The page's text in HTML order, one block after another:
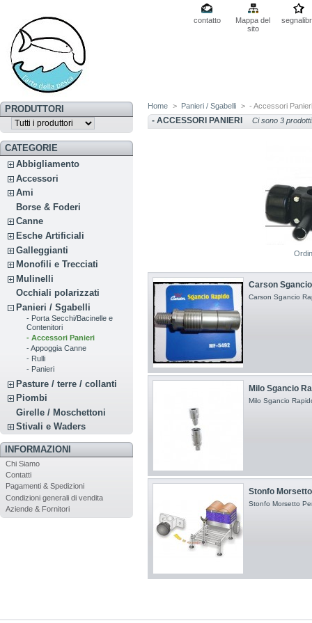
contatto
Mappa del
sito
PRODUTTORI
CATEGORIE
Abbigliamento
Accessori
Ami
Borse & Foderi
Canne
Esche Artificiali
Galleggianti
Monofili e Trecciati
Mulinelli
Occhiali polarizzati
Panieri / Sgabelli
- Porta Secchi/Bacinelle e
Contenitori
- Accessori Panieri
- Appoggia Canne
- Rulli
- Panieri
Pasture / terre / collanti
Piombi
Girelle / Moschettoni
Stivali e Waders
INFORMAZIONI
Chi Siamo
Contatti
Pagamenti & Spedizioni
Condizioni generali di vendita
Aziende & Fornitori
Home > Panieri / Sgabelli > - Accessori
- ACCESSORI PANIERI Ci sono 3
Carson
Carson Sgancio
Milo Sgancio
Milo Sgancio
Stonfo
Stonfo Morsetto